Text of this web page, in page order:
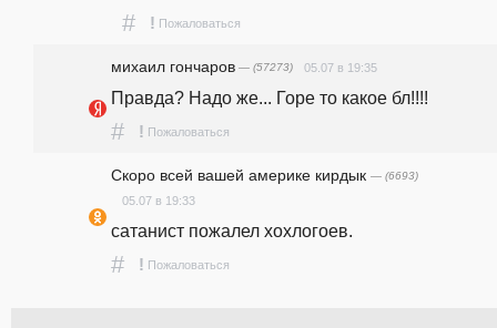
# ! Пожаловаться
михаил гончаров — (57273) 05.07 в 19:35
Правда? Надо же... Горе то какое бл!!!!
# ! Пожаловаться
Скоро всей вашей америке кирдык — (6693)
05.07 в 19:33
сатанист пожалел хохлогоев.
# ! Пожаловаться